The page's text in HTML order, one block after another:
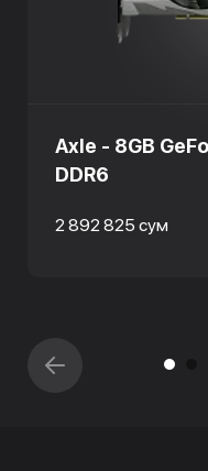
Axle - 8GB
DDR6
2 892 825 сум